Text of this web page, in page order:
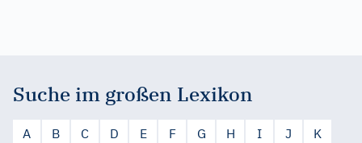
Suche im großen Lexikon
A B C D E F G H I J
K